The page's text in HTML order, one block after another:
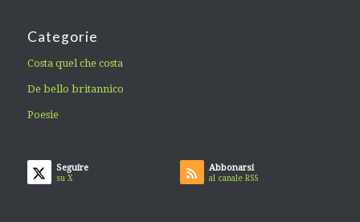
Categorie
Costa quel che costa
De bello britannico
Poesie
Seguire
su X
Abbonarsi
al canale RSS